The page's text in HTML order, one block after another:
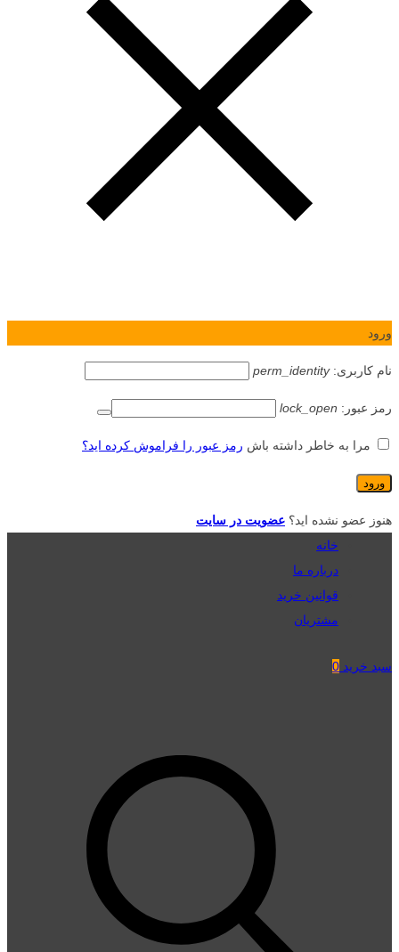
ورود
نام کاربری:perm_identity
رمز عبور: lock_open
مرا به خاطر داشته باش رمز عبور را فراموش کرده اید؟
هنوز عضو نشده اید؟ عضویت در سایت
خانه
درباره ما
قوانین خرید
مشتریان
سبد خرید 0